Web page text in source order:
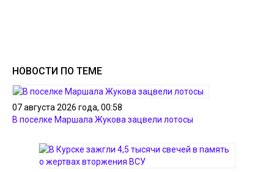
НОВОСТИ ПО ТЕМЕ
07 августа 2026 года, 00:58
В поселке Маршала Жукова зацвели лотосы